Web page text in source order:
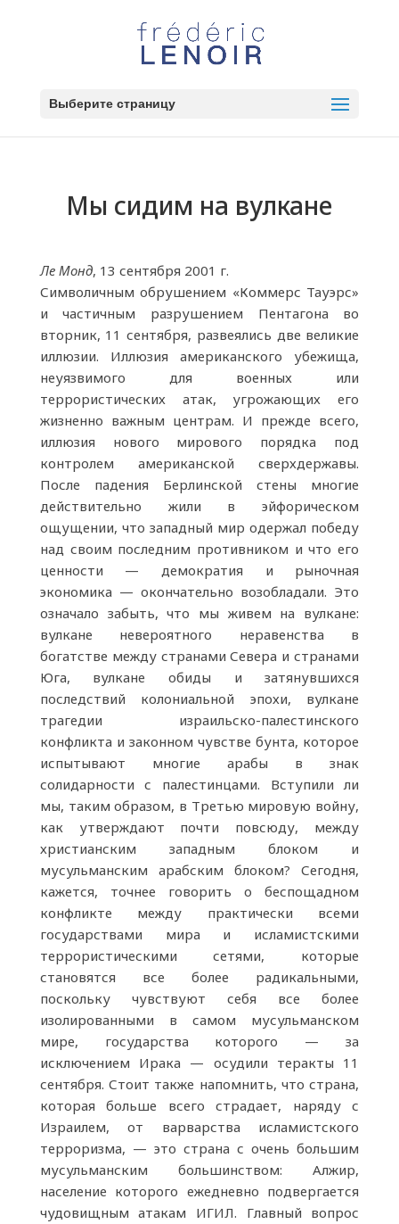
Выберите страницу
Мы сидим на вулкане
Ле Монд, 13 сентября 2001 г.
Символичным обрушением «Коммерс Тауэрс»
и частичным разрушением Пентагона во
вторник, 11 сентября, развеялись две великие
иллюзии. Иллюзия американского убежища,
неуязвимого для военных или
террористических атак, угрожающих его
жизненно важным центрам. И прежде всего,
иллюзия нового мирового порядка под
контролем американской сверхдержавы.
После падения Берлинской стены многие
действительно жили в эйфорическом
ощущении, что западный мир одержал победу
над своим последним противником и что его
ценности — демократия и рыночная
экономика — окончательно возобладали. Это
означало забыть, что мы живем на вулкане:
вулкане невероятного неравенства в
богатстве между странами Севера и странами
Юга, вулкане обиды и затянувшихся
последствий колониальной эпохи, вулкане
трагедии израильско-палестинского
конфликта и законном чувстве бунта, которое
испытывают многие арабы в знак
солидарности с палестинцами. Вступили ли
мы, таким образом, в Третью мировую войну,
как утверждают почти повсюду, между
христианским западным блоком и
мусульманским арабским блоком? Сегодня,
кажется, точнее говорить о беспощадном
конфликте между практически всеми
государствами мира и исламистскими
террористическими сетями, которые
становятся все более радикальными,
поскольку чувствуют себя все более
изолированными в самом мусульманском
мире, государства которого — за
исключением Ирака — осудили теракты 11
сентября. Стоит также напомнить, что страна,
которая больше всего страдает, наряду с
Израилем, от варварства исламистского
терроризма, — это страна с очень большим
мусульманским большинством: Алжир,
население которого ежедневно подвергается
чудовищным атакам ИГИЛ. Главный вопрос